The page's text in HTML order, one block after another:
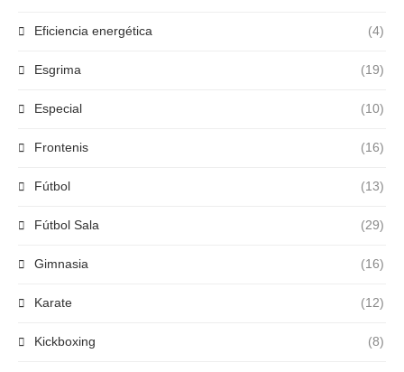
Eficiencia energética (4)
Esgrima (19)
Especial (10)
Frontenis (16)
Fútbol (13)
Fútbol Sala (29)
Gimnasia (16)
Karate (12)
Kickboxing (8)